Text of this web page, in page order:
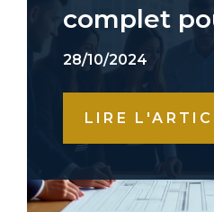
complet
28/10/2024
LIRE